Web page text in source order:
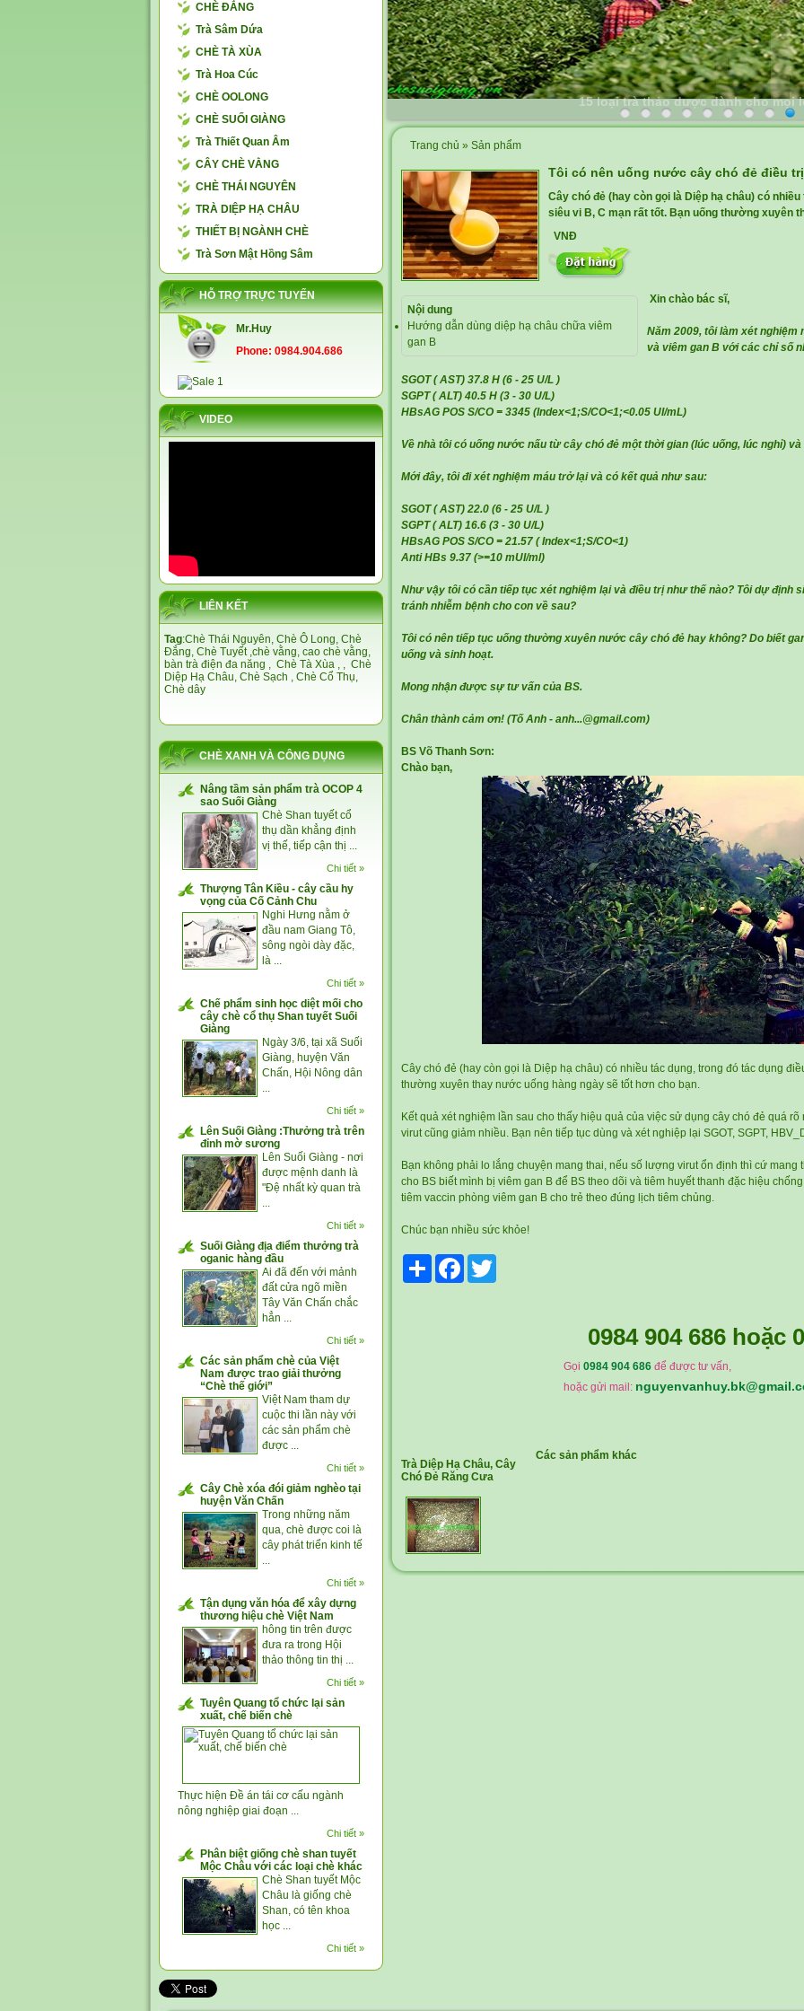
CHÈ ĐẮNG
Trà Sâm Dứa
CHÈ TÀ XÙA
Trà Hoa Cúc
CHÈ OOLONG
CHÈ SUỐI GIÀNG
Trà Thiết Quan Âm
CÂY CHÈ VẰNG
CHÈ THÁI NGUYÊN
TRÀ DIỆP HẠ CHÂU
THIẾT BỊ NGÀNH CHÈ
Trà Sơn Mật Hồng Sâm
HỖ TRỢ TRỰC TUYẾN
Mr.Huy
Phone: 0984.904.686
VIDEO
LIÊN KẾT
Tag:Chè Thái Nguyên, Chè Ô Long, Chè
Đắng, Chè Tuyết,chè vằng, cao chè vằng,
bàn trà điện đa năng , Chè Tà Xùa , , Chè
Diệp Hạ Châu, Chè Sạch , Chè Cổ Thụ,
Chè dây
CHÈ XANH VÀ CÔNG DỤNG
Nâng tầm sản phẩm trà OCOP 4
sao Suối Giàng
Chè Shan tuyết cổ
thụ dần khẳng định
vị thế, tiếp cận thị ...
Chi tiết »
Thượng Tân Kiều - cây cầu hy
vọng của Cố Cảnh Chu
Nghi Hưng nằm ở
đầu nam Giang Tô,
sông ngòi dày đặc,
là ...
Chi tiết »
Chế phẩm sinh học diệt mối cho
cây chè cổ thụ Shan tuyết Suối
Giàng
Ngày 3/6, tại xã Suối
Giàng, huyện Văn
Chấn, Hội Nông dân
...
Chi tiết »
Lên Suối Giàng :Thưởng trà trên
đỉnh mờ sương
Lên Suối Giàng - nơi
được mệnh danh là
"Đệ nhất kỳ quan trà
...
Chi tiết »
Suối Giàng địa điểm thưởng trà
oganic hàng đầu
Ai đã đến với mảnh
đất cửa ngõ miền
Tây Văn Chấn chắc
hẳn ...
Chi tiết »
Các sản phẩm chè của Việt
Nam được trao giải thưởng
“Chè thế giới”
Việt Nam tham dự
cuộc thi lần này với
các sản phẩm chè
được ...
Chi tiết »
Cây Chè xóa đói giảm nghèo tại
huyện Văn Chấn
Trong những năm
qua, chè được coi là
cây phát triển kinh tế
...
Chi tiết »
Tận dụng văn hóa để xây dựng
thương hiệu chè Việt Nam
hông tin trên được
đưa ra trong Hội
thảo thông tin thị ...
Chi tiết »
Tuyên Quang tổ chức lại sản
xuất, chế biến chè
Thực hiện Đề án tái cơ cấu ngành
nông nghiệp giai đoạn ...
Chi tiết »
Phân biệt giống chè shan tuyết
Mộc Châu với các loại chè khác
Chè Shan tuyết Mộc
Châu là giống chè
Shan, có tên khoa
học ...
Chi tiết »
15 loại trà thảo dược dành cho mọi
Trang chủ » Sản phẩm
Tôi có nên uống nước cây chó đẻ điều
Cây chó đẻ (hay còn gọi là Diệp hạ châu) có
siêu vi B, C mạn rất tốt. Bạn uống thường xuyên
VNĐ
Nội dung
Hướng dẫn dùng diệp hạ châu chữa viêm
gan B
Xin chào bác sĩ,
Năm 2009, tôi làm xét nghiệm
và viêm gan B với các chỉ số
SGOT ( AST) 37.8 H (6 - 25 U/L )
SGPT ( ALT) 40.5 H (3 - 30 U/L)
HBsAG POS S/CO = 3345 (Index<1;S/CO<1;<0.05 UI/mL)
Về nhà tôi có uống nước nấu từ cây chó đẻ một thời gian (lúc uống, lúc nghỉ)
Mới đây, tôi đi xét nghiệm máu trở lại và có kết quả như sau:
SGOT ( AST) 22.0 (6 - 25 U/L )
SGPT ( ALT) 16.6 (3 - 30 U/L)
HBsAG POS S/CO = 21.57 ( Index<1;S/CO<1)
Anti HBs 9.37 (>=10 mUI/ml)
Như vậy tôi có cần tiếp tục xét nghiệm lại và điều trị như thế nào? Tôi dự định
tránh nhiễm bệnh cho con về sau?
Tôi có nên tiếp tục uống thường xuyên nước cây chó đẻ hay không? Do biết
uống và sinh hoạt.
Mong nhận được sự tư vấn của BS.
Chân thành cảm ơn! (Tố Anh - anh...@gmail.com)
BS Võ Thanh Sơn:
Chào bạn,
Cây chó đẻ (hay còn gọi là Diệp hạ châu) có nhiều tác dụng, trong đó tác dụng
thường xuyên thay nước uống hàng ngày sẽ tốt hơn cho bạn.
Kết quả xét nghiệm lần sau cho thấy hiệu quả của việc sử dụng cây chó đẻ quá
virut cũng giảm nhiều. Bạn nên tiếp tục dùng và xét nghiệp lại SGOT, SGPT,
Bạn không phải lo lắng chuyện mang thai, nếu số lượng virut ổn định thì cứ
cho BS biết mình bị viêm gan B để BS theo dõi và tiêm huyết thanh đặc hiệu
tiêm vaccin phòng viêm gan B cho trẻ theo đúng lịch tiêm chủng.
Chúc bạn nhiều sức khỏe!
Share Facebook
0984 904 686 hoặc
Gọi 0984 904 686 để được tư vấn,
hoặc gửi mail:
Các sản phẩm khác
Trà Diệp Hạ Châu, Cây
Chó Đẻ Răng Cưa